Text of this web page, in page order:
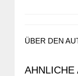
ÜBER DEN
AHNLICHE